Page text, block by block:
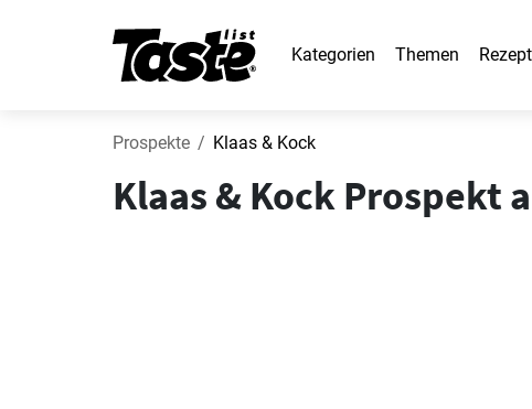
Kategorien Themen
Prospekte Klaas & Kock
Klaas & Kock Prospekt